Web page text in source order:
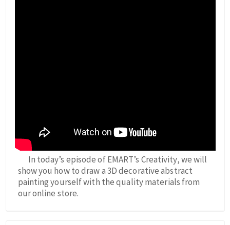
In today’s episode of EMART’s Creativity, we will
show you how to draw a 3D decorative abstract
painting yourself with the quality materials from
our online store.